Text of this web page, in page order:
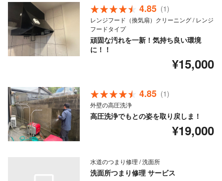
4.85 (1)
レンジフード（換気扇）クリーニング / レンジ
フードタイプ
頑固な汚れを一新！気持ち良い環境
に！！
¥15,000
4.85 (1)
外壁の高圧洗浄
高圧洗浄でもとの姿を取り戻しま！
¥19,000
水道のつまり修理 / 洗面所
洗面所つまり修理 サービス